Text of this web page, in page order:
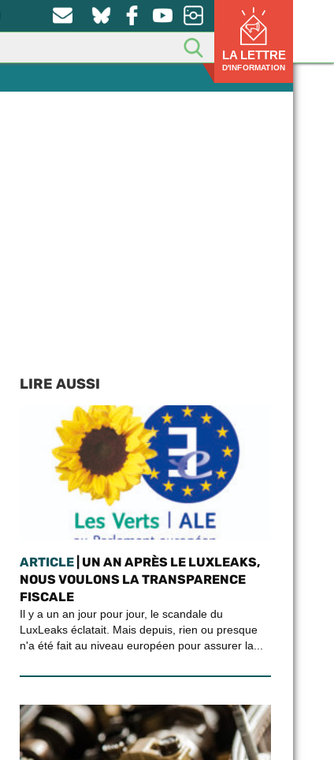
LA LETTRE
D'INFORMATION
LIRE AUSSI
ARTICLE| UN AN APRÈS LE LUXLEAKS,
NOUS VOULONS LA TRANSPARENCE
FISCALE
Il y a un an jour pour jour, le scandale du
LuxLeaks éclatait. Mais depuis, rien ou presque
n'a été fait au niveau européen pour assurer la...